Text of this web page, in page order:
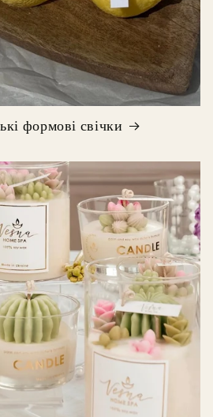
формові свічки